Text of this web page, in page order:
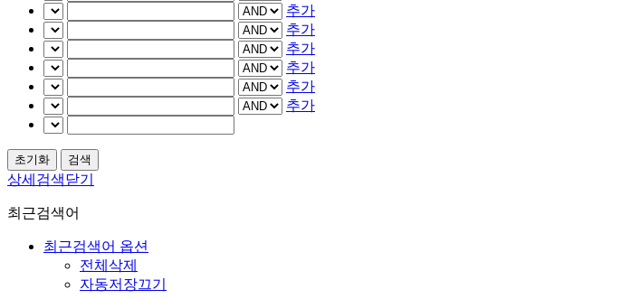
추가
추가
추가
추가
추가
추가
상세검색닫기
최근검색어
최근검색어 옵션
전체삭제
자동저장끄기